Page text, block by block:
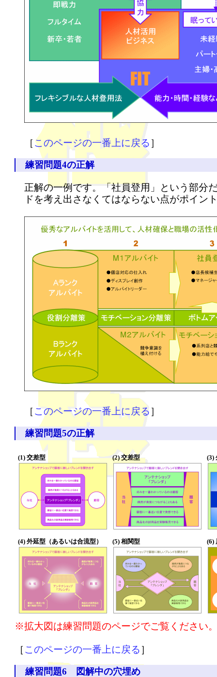
［ このページの一番上に戻る ］
練習問題4の正解
正解の一例です。「社員登用」という部分
ドを考え出さなくてはならない点がポイン
［ このページの一番上に戻る ］
練習問題5の正解
(1) 交差型 (2) 交差型 (3)
(4) 外延型（あるいは合流型） (5) 相関型 (6)
※拡大図は練習問題のページでご覧ください
［ このページの一番上に戻る ］
練習問題6 図解中の穴埋め